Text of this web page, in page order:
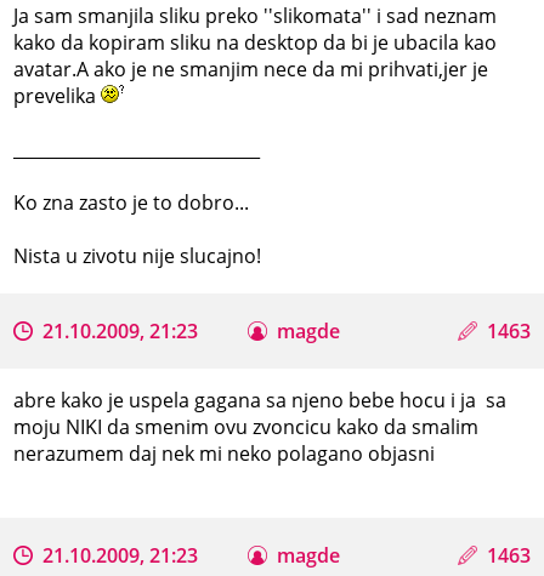
Ja sam smanjila sliku preko ''slikomata'' i sad neznam
kako da kopiram sliku na desktop da bi je ubacila kao
avatar.A ako je ne smanjim nece da mi prihvati,jer je
prevelika
Ko zna zasto je to dobro...
Nista u zivotu nije slucajno!
21.10.2009, 21:23 magde 1463
abre kako je uspela gagana sa njeno bebe hocu i ja sa
moju NIKI da smenim ovu zvoncicu kako da smalim
nerazumem daj nek mi neko polagano objasni
21.10.2009, 21:23 magde 1463